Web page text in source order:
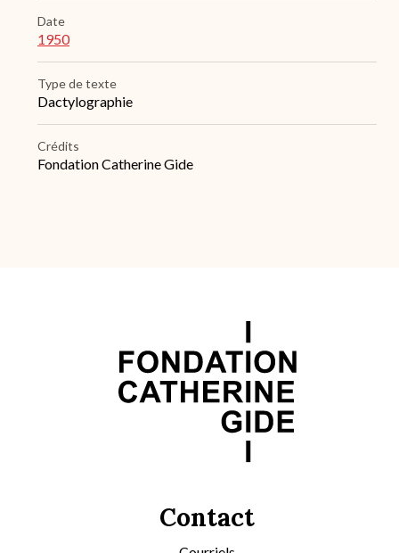
Date
1950
Type de texte
Dactylographie
Crédits
Fondation Catherine Gide
Contact